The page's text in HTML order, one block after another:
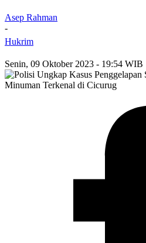
Asep Rahman
-
Hukrim
Senin, 09 Oktober 2023 - 19:54 WIB